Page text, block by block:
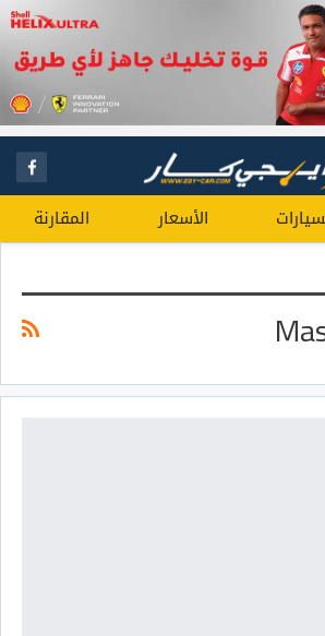
الأسعار المقارنة